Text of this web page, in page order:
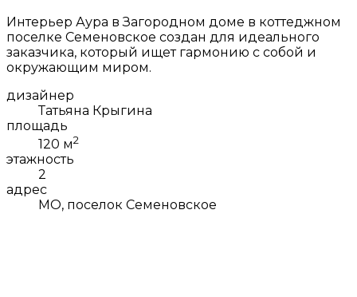
Интерьер Аура в Загородном доме в коттеджном
поселке Семеновское создан для идеального
заказчика, который ищет гармонию с собой и
окружающим миром.
дизайнер
Татьяна Крыгина
площадь
120 м2
этажность
2
адрес
МО, поселок Семеновское